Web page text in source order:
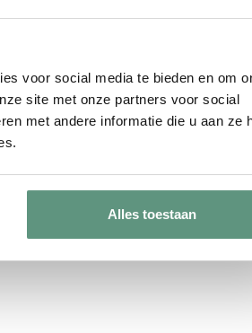
voor social media te bieden en om
site met onze partners voor social
met andere informatie die u aan ze
Alles toestaan
om een kleur of tekst te wijzigen?